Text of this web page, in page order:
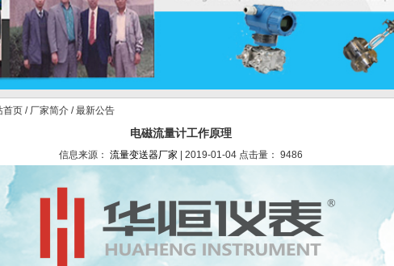
首页 / 厂家简介 / 最新公告
电磁流量计工作原理
信息来源： 流量变送器厂家 | 2019-01-04 点击量： 9486